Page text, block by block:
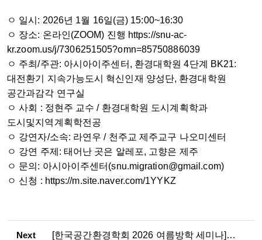
ㅇ 일시: 2026년 1월 16일(금) 15:00~16:30
ㅇ 장소: 온라인(ZOOM) 진행 https://snu-ac-
kr.zoom.us/j/7306251505?omn=85750886039
ㅇ 주최/주관: 아시아이주센터, 환경대학원 4단계 BK21:
대전환기 지속가능도시 혁신인재 양성단, 환경대학원
공간과감각 연구실
ㅇ 사회 : 정현주 교수 / 환경대학원 도시계획학과
도시및지역계획학전공
ㅇ 강연자/소속: 라연우 / 천주교 제주교구 나오미센터
ㅇ 강연 주제: 태어난 곳은 알레포, 고향은 제주
ㅇ 문의: 아시아이주센터(snu.migration@gmail.com)
ㅇ 신청 : https://m.site.naver.com/1YYKZ
Next [한국공간환경학회 2026 여름방학 세미나] 누구의 공간인가: 공공공간을 둘러싼 비판적 도시연구